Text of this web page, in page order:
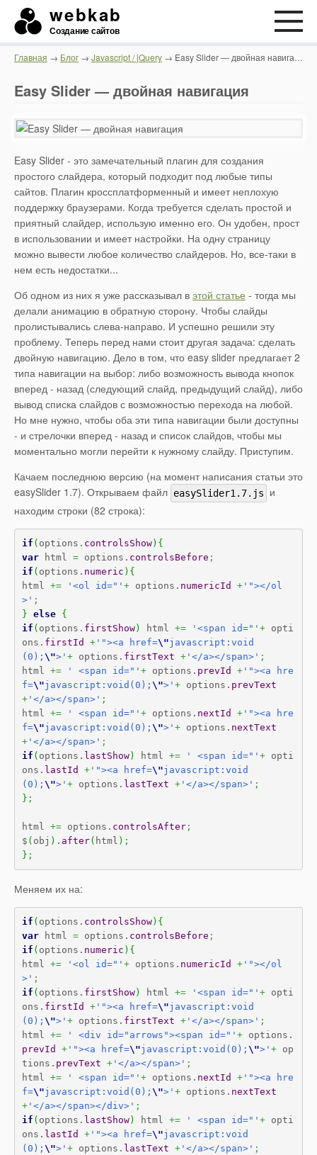
webkab
Создание сайтов
Easy Slider — двойная навигация
Easy Slider - это замечательный плагин для создания
простого слайдера, который подходит под любые типы
сайтов. Плагин кроссплатформенный и имеет неплохую
поддержку браузерами. Когда требуется сделать простой и
приятный слайдер, использую именно его. Он удобен, прост
в использовании и имеет настройки. На одну страницу
можно вывести любое количество слайдеров. Но, все-таки в
нем есть недостатки...
Об одном из них я уже рассказывал в этой статье - тогда мы
делали анимацию в обратную сторону. Чтобы слайды
пролистывались слева-направо. И успешно решили эту
проблему. Теперь перед нами стоит другая задача: сделать
двойную навигацию. Дело в том, что easy slider предлагает 2
типа навигации на выбор: либо возможность вывода кнопок
вперед - назад (следующий слайд, предыдущий слайд), либо
вывод списка слайдов с возможностью перехода на любой.
Но мне нужно, чтобы оба эти типа навигации были доступны
- и стрелочки вперед - назад и список слайдов, чтобы мы
моментально могли перейти к нужному слайду. Приступим.
Качаем последнюю версию (на момент написания статьи это
easySlider 1.7). Открываем файл easySlider1.7.js
и
находим строки (82 строка):
if ( options. controlsShow) {
var html = options. controlsBefore ;
if ( options. numeric ) {
html += '<ol id="' + options. numericId + '"></ol
>' ;
} else {
if ( options. firstShow) html += '<span id="' + opti
ons. firstId + '"><a href=\"javascript:void
(0); \">' + options. firstText + '</a></span>' ;
html += ' <span id="' + options. prevId + '"><a hre
f=\"javascript:void(0); \">' + options. prevText
+ '</a></span>' ;
html += ' <span id="' + options. nextId + '"><a hre
f=\"javascript:void(0); \">' + options. nextText
+ '</a></span>' ;
if ( options. lastShow) html += ' <span id="' + opti
ons. lastId + '"><a href=\"javascript:void
(0); \">' + options. lastText + '</a></span>' ;
} ;
html += options. controlsAfter ;
$ ( obj ) . after( html ) ;
} ;
Меняем их на:
if ( options. controlsShow) {
var html = options. controlsBefore ;
if ( options. numeric ) {
html += '<ol id="' + options. numericId + '"></ol
>' ;
if ( options. firstShow) html += '<span id="' + opti
ons. firstId + '"><a href=\"javascript:void
(0); \">' + options. firstText + '</a></span>' ;
html += ' <div id="arrows"><span id="' + options.
prevId
+ '"><a href=\"javascript:void(0); \">' + op
tions. prevText + '</a></span>' ;
html += ' <span id="' + options. nextId + '"><a hre
f=\"javascript:void(0); \">' + options. nextText
+ '</a></span></div>' ;
if ( options. lastShow) html += ' <span id="' + opti
ons. lastId + '"><a href=\"javascript:void
(0); \">' + options. lastText + '</a></span>' ;
Главная → Блог → Javascript / jQuery → Easy Slider — двойная навигация